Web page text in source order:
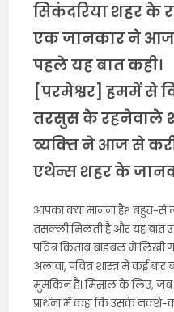
सिकंदरिया शहर के
एक जानकार ने आज
पहले यह बात कही।
[परमेश्वर] हममें से
तरसुस के रहनेवाले
व्यक्‍ति ने आज से
एथेन्स शहर के
आपका क्या मानना है? बहुत-से
तसल्ली मिलती है और यह बात
पवित्र किताब बाइबल में लिखी
अलावा, पवित्र शास्त्र में कई
मुमकिन है। मिसाल के लिए, जब
प्रार्थना में कहा कि उसके